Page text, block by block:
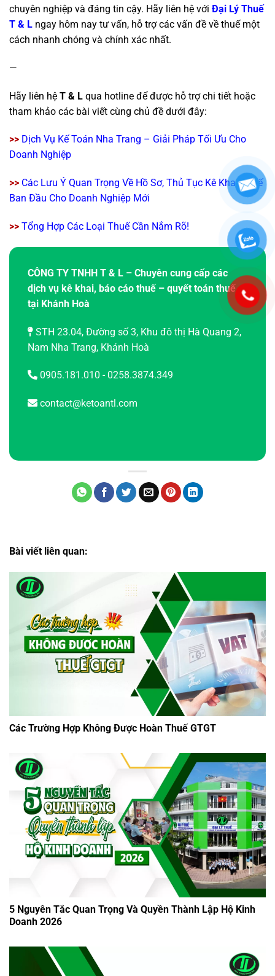
chuyên nghiệp và đáng tin cậy. Hãy liên hệ với Đại Lý Thuế
T & L ngay hôm nay tư vấn, hỗ trợ các vấn đề về thuế một
cách nhanh chóng và chính xác nhất.
—
Hãy liên hệ T & L qua hotline để được hỗ trợ chi tiết hoặc
tham khảo các bài viết cùng chủ đề dưới đây:
>> Dịch Vụ Kế Toán Nha Trang – Giải Pháp Tối Ưu Cho
Doanh Nghiệp
>> Các Lưu Ý Quan Trọng Về Hồ Sơ, Thủ Tục Kê Khai Thuế
Ban Đầu Cho Doanh Nghiệp Mới
>> Tổng Hợp Các Loại Thuế Cần Nắm Rõ!
CÔNG TY TNHH T & L – Chuyên cung cấp các
dịch vụ kê khai, báo cáo thuế – quyết toán thuế
tại Khánh Hoà
STH 23.04, Đường số 3, Khu đô thị Hà Quang 2,
Nam Nha Trang, Khánh Hoà
0905.181.010 - 0258.3874.349
contact@ketoantl.com
Bài viết liên quan:
Các Trường Hợp Không Được Hoàn Thuế GTGT
5 Nguyên Tắc Quan Trọng Và Quyền Thành Lập Hộ Kinh
Doanh 2026